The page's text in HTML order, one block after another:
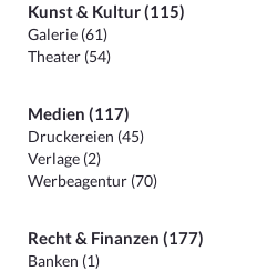
Kunst & Kultur (115)
Galerie (61)
Theater (54)
Medien (117)
Druckereien (45)
Verlage (2)
Werbeagentur (70)
Recht & Finanzen (177)
Banken (1)